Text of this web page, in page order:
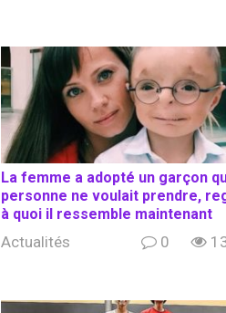
La femme a adopté un garçon
personne ne voulait prendre,
à quoi il ressemble maintenant
Actualités 0